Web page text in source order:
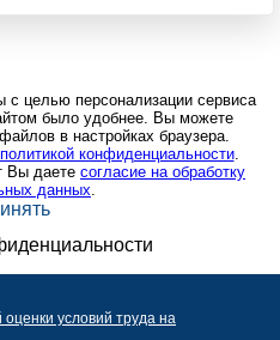
целью персонализации сервиса
было удобнее. Вы можете
в настройках браузера.
политикой конфиденциальности.
Вы даете согласие на обработку
данных.
условий труда на